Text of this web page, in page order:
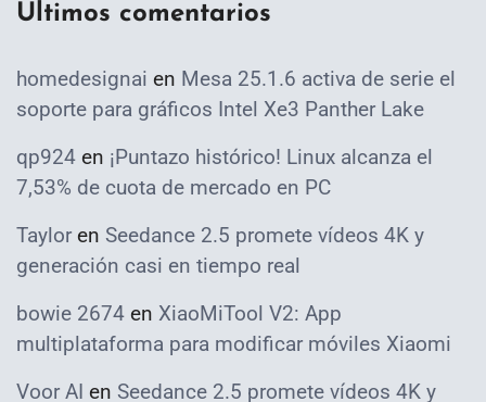
Ultimos comentarios
homedesignai en Mesa 25.1.6 activa de serie el
soporte para gráficos Intel Xe3 Panther Lake
qp924 en ¡Puntazo histórico! Linux alcanza el
7,53% de cuota de mercado en PC
Taylor en Seedance 2.5 promete vídeos 4K y
generación casi en tiempo real
bowie 2674 en XiaoMiTool V2: App
multiplataforma para modificar móviles Xiaomi
Voor AI en Seedance 2.5 promete vídeos 4K y